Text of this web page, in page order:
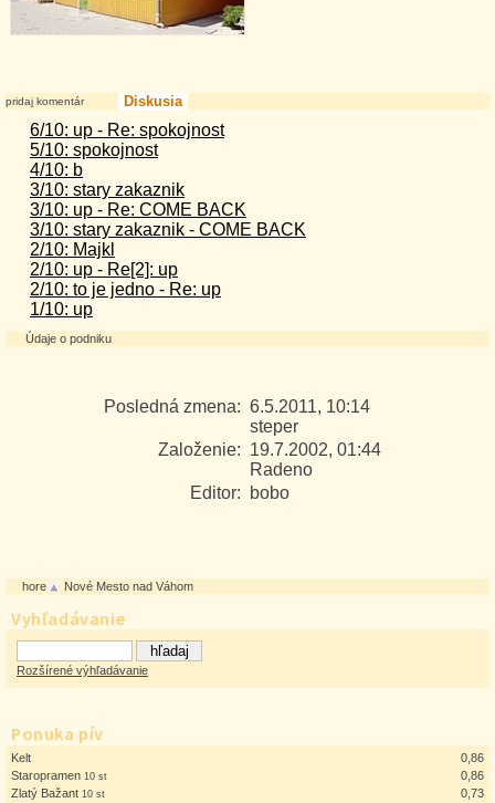
Vyhľadávanie
Rozšírené výhľadávanie
Ponuka pív
Kelt
0,86
Staropramen 10 st
0,86
Zlatý Bažant 10 st
0,73
pridaj komentár Diskusia
6/10: up - Re: spokojnost
5/10: spokojnost
4/10: b
3/10: stary zakaznik
3/10: up - Re: COME BACK
3/10: stary zakaznik - COME BACK
2/10: Majkl
2/10: up - Re[2]: up
2/10: to je jedno - Re: up
1/10: up
Údaje o podniku
Posledná zmena: 6.5.2011, 10:14
steper
Založenie: 19.7.2002, 01:44
Radeno
Editor:
bobo
hore Nové Mesto nad Váhom